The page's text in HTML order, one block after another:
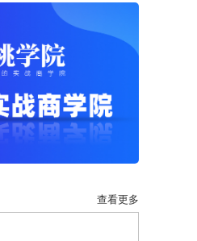
查看更多